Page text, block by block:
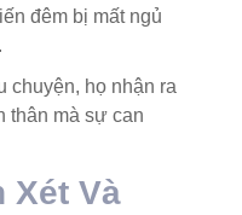
đêm bị mất ngủ
chuyện, họ nhận ra
thân mà sự can
Xét Và